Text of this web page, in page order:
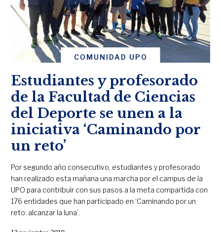
COMUNIDAD UPO
Estudiantes y profesorado
de la Facultad de Ciencias
del Deporte se unen a la
iniciativa ‘Caminando por
un reto’
Por segundo año consecutivo, estudiantes y profesorado
han realizado esta mañana una marcha por el campus de la
UPO para contribuir con sus pasos a la meta compartida con
176 entidades que han participado en ‘Caminando por un
reto: alcanzar la luna’.